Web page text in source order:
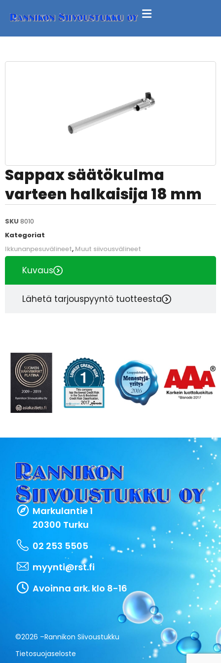
Sappax säätökulma
varteen halkaisija 18 mm
SKU 8010
Kategoriat
Ikkunanpesuvälineet, Muut siivousvälineet
Kuvaus
Lähetä tarjouspyyntö tuotteesta
Markulantie 1
20300 Turku
02 253 5505
myynti@rst.fi
Avoinna ark. klo 8-16
©2026 –Rannikon Siivoustukku
Tietosuojaseloste